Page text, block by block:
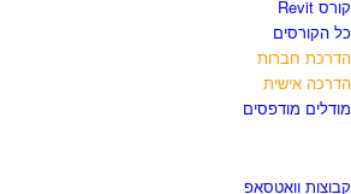
קורס Revit
כל הקורסים
הדרכת חברות
הדרכה אישית
מודלים מודפסים
קבוצות וואטסאפ